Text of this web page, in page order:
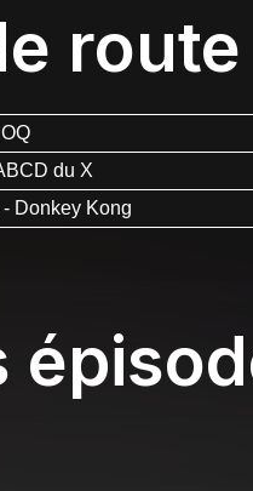
route
du X
- Donkey Kong